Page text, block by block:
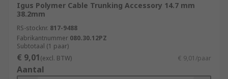
Igus Polymer Cable Trunking Accessory 14.7 mm
38.2mm
RS-stocknr. 817-9488
Fabrikantnummer 080.30.12PZ
Subtotaal (1 paar)
€ 9,01(excl. BTW) € 9,01/paar
Aantal